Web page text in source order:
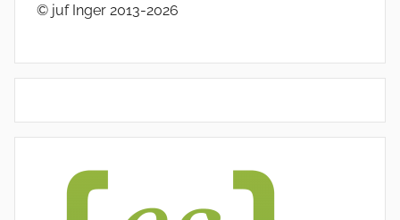
© juf Inger 2013-2026